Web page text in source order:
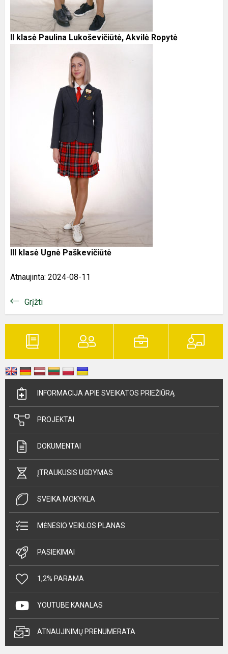
II klasė Paulina Lukoševičiūtė, Akvilė Ropytė
III klasė Ugnė Paškevičiūtė
Atnaujinta: 2024-08-11
Grįžti
INFORMACIJA APIE SVEIKATOS PRIEŽIŪRĄ
PROJEKTAI
DOKUMENTAI
ĮTRAUKUSIS UGDYMAS
SVEIKA MOKYKLA
MĖNESIO VEIKLOS PLANAS
PASIEKIMAI
1,2% PARAMA
YOUTUBE KANALAS
ATNAUJINIMŲ PRENUMERATA